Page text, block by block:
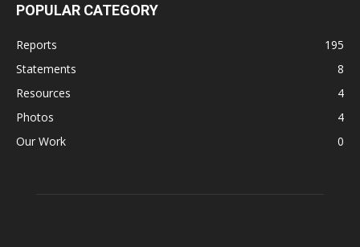
POPULAR CATEGORY
Reports
195
Statements
8
Resources
4
Photos
4
Our Work
0